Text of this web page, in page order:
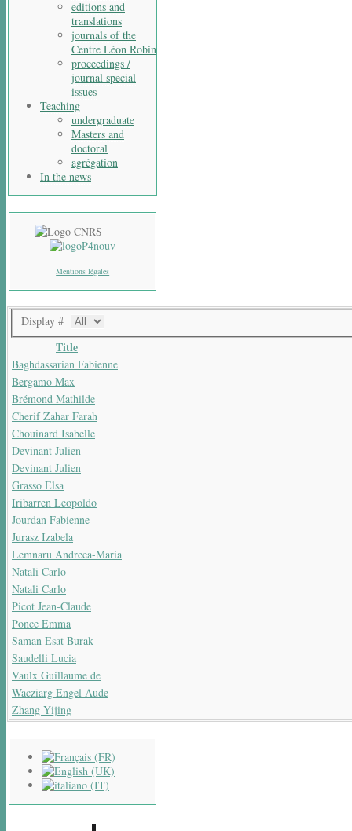
editions and
translations
journals of the
Centre Léon Robin
proceedings /
journal special
issues
Teaching
undergraduate
Masters and
doctoral
agrégation
In the news
Mentions légales
Display #
Title
Baghdassarian Fabienne
Bergamo Max
Brémond Mathilde
Cherif Zahar Farah
Chouinard Isabelle
Devinant Julien
Devinant Julien
Grasso Elsa
Iribarren Leopoldo
Jourdan Fabienne
Jurasz Izabela
Lemnaru Andreea-Maria
Natali Carlo
Natali Carlo
Picot Jean-Claude
Ponce Emma
Saman Esat Burak
Saudelli Lucia
Vaulx Guillaume de
Wacziarg Engel Aude
Zhang Yijing